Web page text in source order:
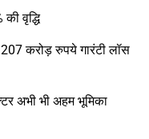
वृद्धि
करोड़ रुपये गारंटी लॉस
अभी भी अहम भूमिका